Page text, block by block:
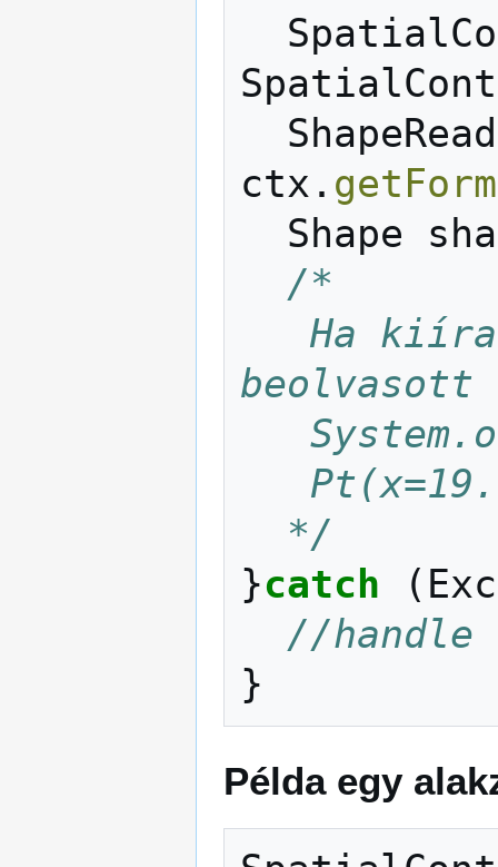
ctx .
Shape
/*
beolvasott
  */
}catch (
//handle
}
Példa egy